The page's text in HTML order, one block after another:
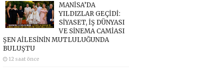
MANİSA’DA
YILDIZLAR GEÇİDİ:
SİYASET, İŞ DÜNYASI
VE SİNEMA CAMİASI
ŞEN AİLESİNİN MUTLULUĞUNDA
BULUŞTU
12 saat önce